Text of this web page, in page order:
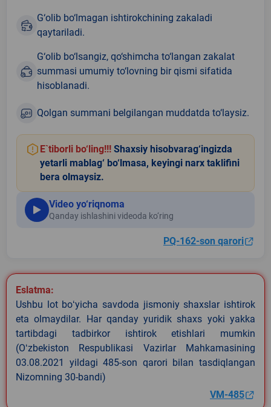
G‘olib bo‘lmagan ishtirokchining zakaladi
qaytariladi.
G‘olib bo‘lsangiz, qo‘shimcha to‘langan zakalat
summasi umumiy to‘lovning bir qismi sifatida
hisoblanadi.
Qolgan summani belgilangan muddatda to‘laysiz.
E`tiborli bo‘ling!!! Shaxsiy hisobvarag‘ingizda
yetarli mablag‘ bo‘lmasa, keyingi narx taklifini
bera olmaysiz.
Video yo‘riqnoma
Qanday ishlashini videoda ko‘ring
PQ-162-son qarori
Eslatma:
Ushbu lot boʻyicha savdoda jismoniy shaxslar ishtirok
eta olmaydilar. Har qanday yuridik shaxs yoki yakka
tartibdagi tadbirkor ishtirok etishlari mumkin
(Oʻzbekiston Respublikasi Vazirlar Mahkamasining
03.08.2021 yildagi 485-son qarori bilan tasdiqlangan
Nizomning 30-bandi)
VM-485